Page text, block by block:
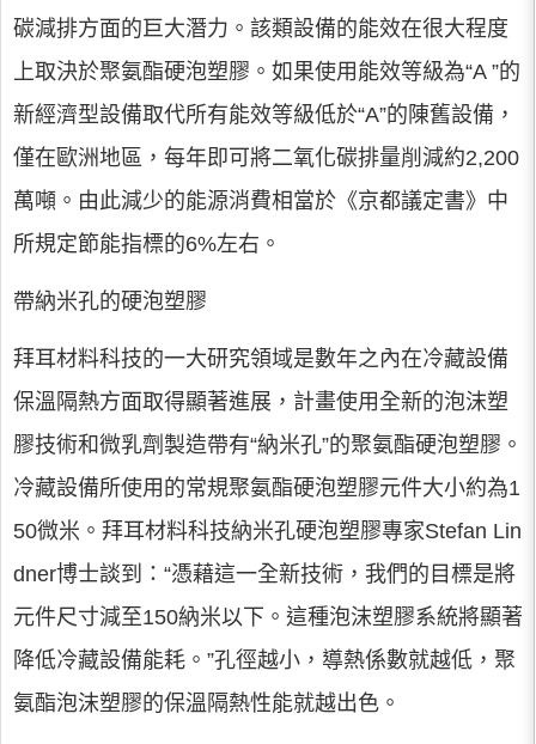
碳減排方面的巨大潛力。該類設備的能效在很大程度
上取決於聚氨酯硬泡塑膠。如果使用能效等級為“A ”的
新經濟型設備取代所有能效等級低於“A”的陳舊設備，
僅在歐洲地區，每年即可將二氧化碳排量削減約2,200
萬噸。由此減少的能源消費相當於《京都議定書》中
所規定節能指標的6%左右。
帶納米孔的硬泡塑膠
拜耳材料科技的一大研究領域是數年之內在冷藏設備
保溫隔熱方面取得顯著進展，計畫使用全新的泡沫塑
膠技術和微乳劑製造帶有“納米孔”的聚氨酯硬泡塑膠。
冷藏設備所使用的常規聚氨酯硬泡塑膠元件大小約為1
50微米。拜耳材料科技納米孔硬泡塑膠專家Stefan Lin
dner博士談到：“憑藉這一全新技術，我們的目標是將
元件尺寸減至150納米以下。這種泡沫塑膠系統將顯著
降低冷藏設備能耗。”孔徑越小，導熱係數就越低，聚
氨酯泡沫塑膠的保溫隔熱性能就越出色。